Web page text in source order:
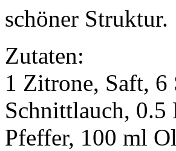
schöner Struktur.
Zutaten:
1 Zitrone, Saft, 6
Schnittlauch,
Pfeffer, 100 ml